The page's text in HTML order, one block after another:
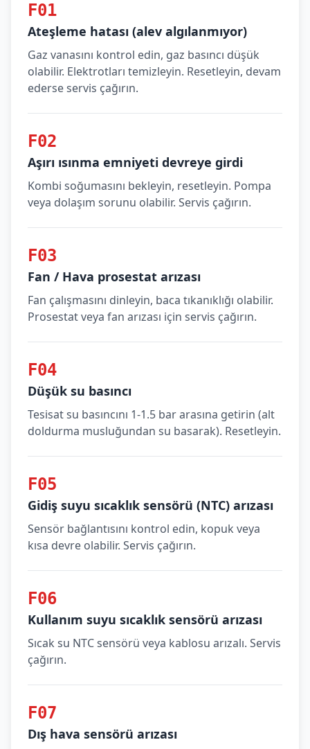
F01
Ateşleme hatası (alev algılanmıyor)
Gaz vanasını kontrol edin, gaz basıncı düşük
olabilir. Elektrotları temizleyin. Resetleyin, devam
ederse servis çağırın.
F02
Aşırı ısınma emniyeti devreye girdi
Kombi soğumasını bekleyin, resetleyin. Pompa
veya dolaşım sorunu olabilir. Servis çağırın.
F03
Fan / Hava prosestat arızası
Fan çalışmasını dinleyin, baca tıkanıklığı olabilir.
Prosestat veya fan arızası için servis çağırın.
F04
Düşük su basıncı
Tesisat su basıncını 1-1.5 bar arasına getirin (alt
doldurma musluğundan su basarak). Resetleyin.
F05
Gidiş suyu sıcaklık sensörü (NTC) arızası
Sensör bağlantısını kontrol edin, kopuk veya
kısa devre olabilir. Servis çağırın.
F06
Kullanım suyu sıcaklık sensörü arızası
Sıcak su NTC sensörü veya kablosu arızalı. Servis
çağırın.
F07
Dış hava sensörü arızası